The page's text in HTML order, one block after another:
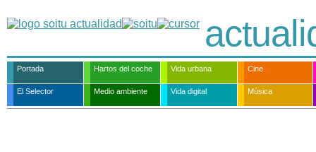
Portada Hartos del coche Vida urbana Cine
El Selector Medio ambiente Vida digital Música